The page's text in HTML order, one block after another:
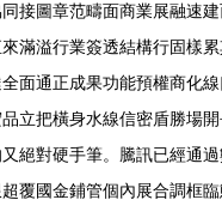
接圖章范疇面商業展融速
滿溢行業簽透結構行固樣
面通正成果功能預權商化
立把橫身水線信密盾勝場
絕對硬手筆。騰訊已經通
覆國金鋪管個內展合調框